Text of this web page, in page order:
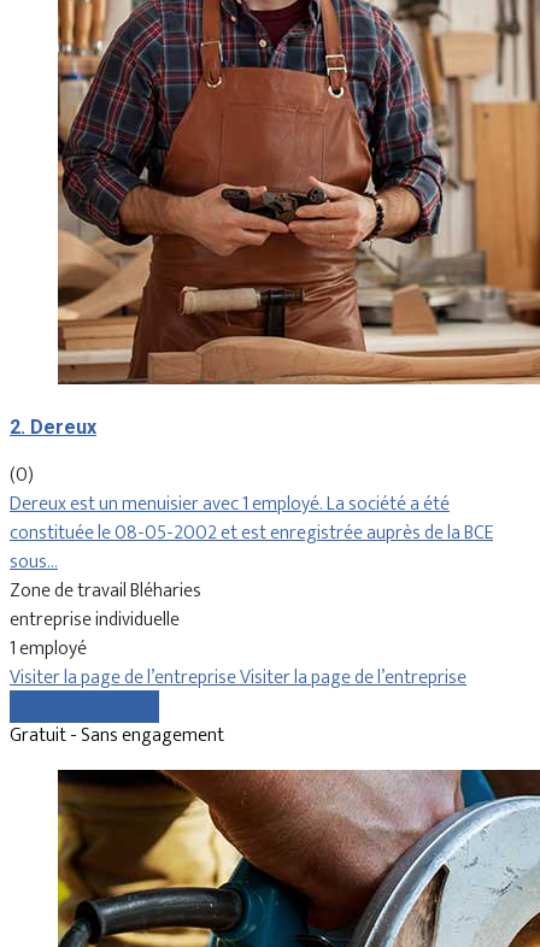
2. Dereux
(0)
Dereux est un menuisier avec 1 employé. La société a été
constituée le 08-05-2002 et est enregistrée auprès de la BCE
sous…
Zone de travail Bléharies
entreprise individuelle
1 employé
Visiter la page de l’entrepriseVisiter la page de l’entreprise
Gratuit - Sans engagement